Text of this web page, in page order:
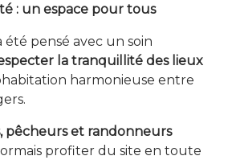
: un espace pour tous
été pensé avec un soin
la tranquillité des lieux
harmonieuse entre
pêcheurs et randonneurs
profiter du site en toute